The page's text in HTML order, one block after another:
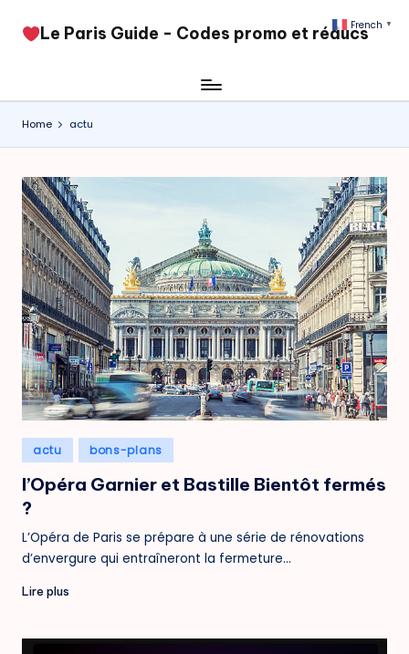
Skip
​Le Paris Guide - Codes promo et réducs
Home actu
Posted
in
actu bons-plans
l’Opéra Garnier et Bastille Bientôt fermés
?
L’Opéra de Paris se prépare à une série de rénovations
d’envergure qui entraîneront la fermeture…
Lire plus
French ▼